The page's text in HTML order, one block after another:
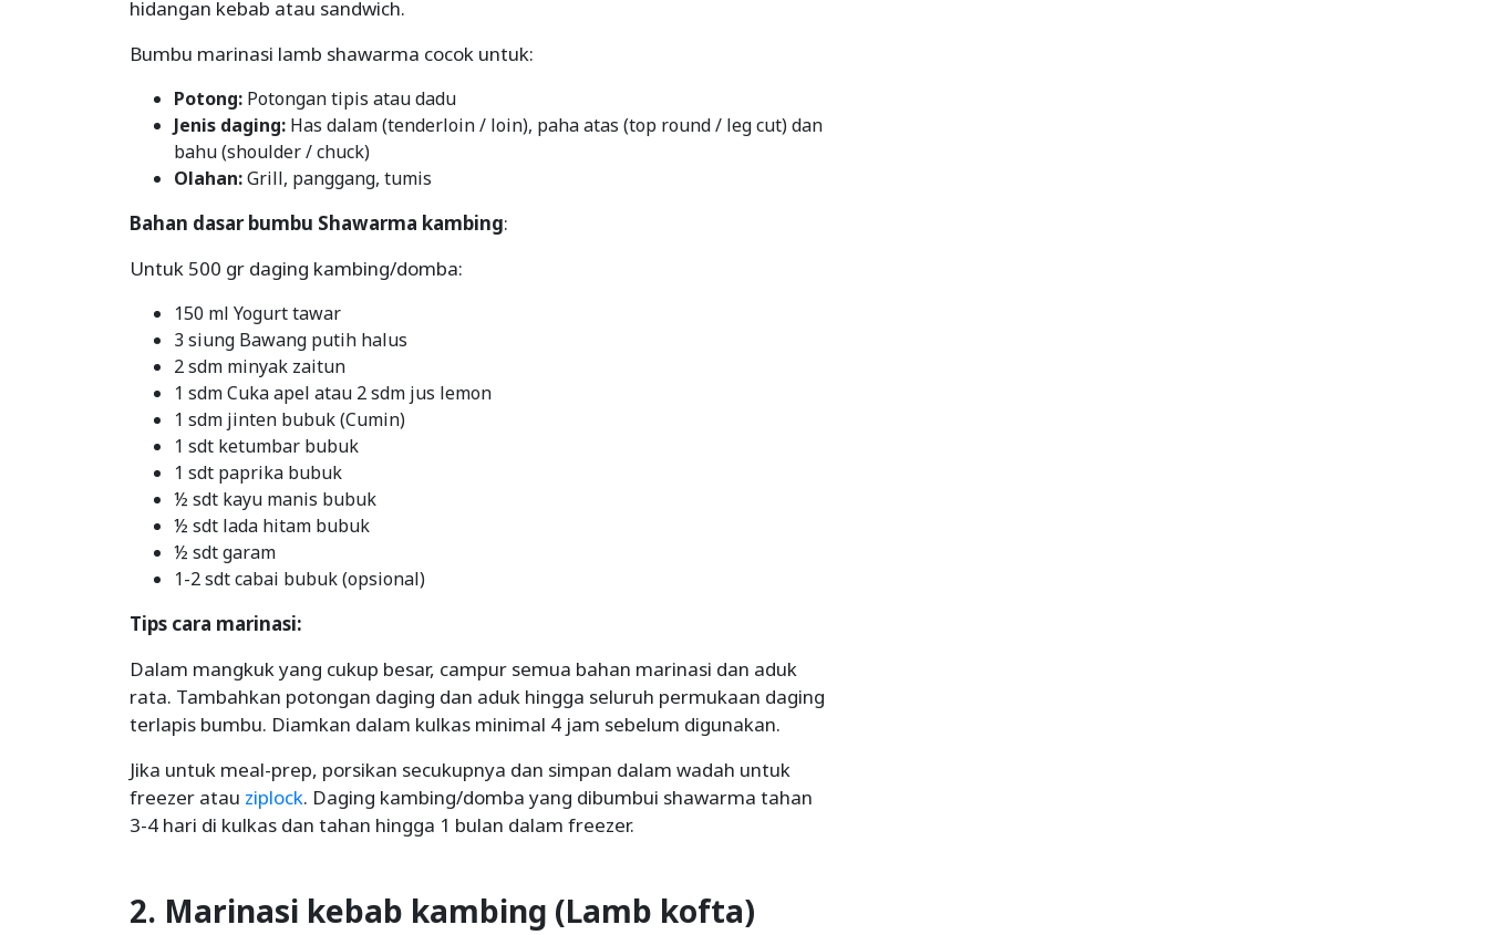
hidangan kebab atau sandwich.
Bumbu marinasi lamb shawarma cocok untuk:
Potong: Potongan tipis atau dadu
Jenis daging: Has dalam (tenderloin / loin), paha atas (top round / leg cut) dan
bahu (shoulder / chuck)
Olahan:Grill, panggang, tumis
Bahan dasar bumbu Shawarma kambing:
Untuk 500 gr daging kambing/domba:
150 ml Yogurt tawar
3 siung Bawang putih halus
2 sdm minyak zaitun
1 sdm Cuka apel atau 2 sdm jus lemon
1 sdm jinten bubuk (Cumin)
1 sdt ketumbar bubuk
1 sdt paprika bubuk
½ sdt kayu manis bubuk
½ sdt lada hitam bubuk
½ sdt garam
1-2 sdt cabai bubuk (opsional)
Tips cara marinasi:
Dalam mangkuk yang cukup besar, campur semua bahan marinasi dan aduk
rata. Tambahkan potongan daging dan aduk hingga seluruh permukaan daging
terlapis bumbu. Diamkan dalam kulkas minimal 4 jam sebelum digunakan.
Jika untuk meal-prep, porsikan secukupnya dan simpan dalam wadah untuk
freezer atau ziplock. Daging kambing/domba yang dibumbui shawarma tahan
3-4 hari di kulkas dan tahan hingga 1 bulan dalam freezer.
2. Marinasi kebab kambing (Lamb kofta)